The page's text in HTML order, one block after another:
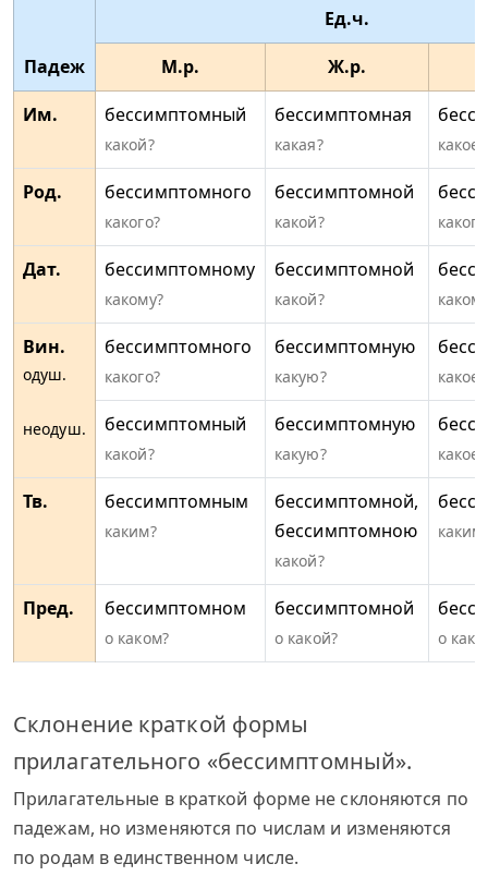
Падеж
Ед.ч.
М.р.
Ж.р.
Им.
бессимптомный
какой?
бессимптомная
какая? какое?
Род. бессимптомного
какого?
бессимптомной
какой?
Дат. бессимптомному
какому?
бессимптомной
какой?
Вин.
одуш.
неодуш.
бессимптомного
какого?
бессимптомную
какую? какое?
бессимптомный
какой?
бессимптомную
какую? какое?
Тв. бессимптомным
каким?
бессимптомной,
бессимптомною
какой?
Пред. бессимптомном
о каком?
бессимптомной
о какой? о
Склонение краткой формы
прилагательного «бессимптомный».
Прилагательные в краткой форме не склоняются по
падежам, но изменяются по числам и изменяются
по родам в единственном числе.